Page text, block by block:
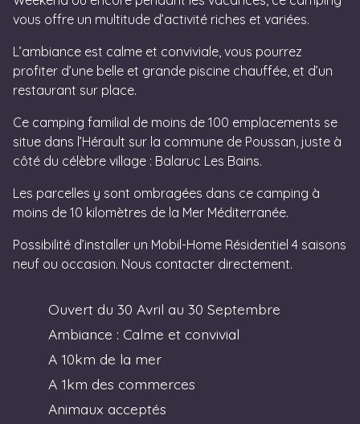
vous offre un multitude d’activité riches et variées.
L’ambiance est calme et conviviale, vous pourrez
profiter d’une belle et grande piscine chauffée, et d’un
restaurant sur place.
Ce camping familial de moins de 100 emplacements se
situe dans l’Hérault sur la commune de Poussan, juste à
côté du célèbre village : Balaruc Les Bains.
Les parcelles y sont ombragées dans ce camping à
moins de 10 kilomètres de la Mer Méditerranée.
Possibilité d’installer un Mobil-Home Résidentiel 4 saisons
neuf ou occasion. Nous contacter directement.
Ouvert du 30 Avril au 30 Septembre
Ambiance : Calme et convivial
A 10km de la mer
A 1km des commerces
Animaux acceptés